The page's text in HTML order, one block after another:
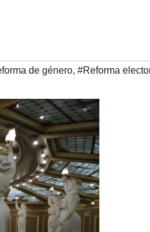
de género, #Reforma